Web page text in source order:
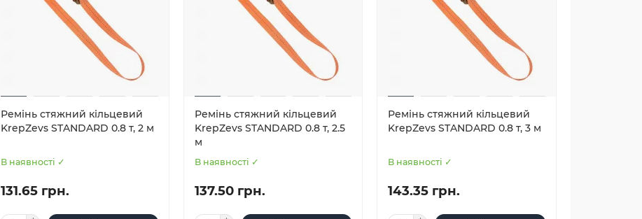
Ремінь стяжний кільцевий
KrepZevs STANDARD 0.8 т, 2 м
В наявності ✓
131.65 грн.
Ремінь стяжний кільцевий
KrepZevs STANDARD 0.8 т, 2.5
м
В наявності ✓
137.50 грн.
Ремінь стяжний кільцевий
KrepZevs STANDARD 0.8 т, 3 м
В наявності ✓
143.35 грн.